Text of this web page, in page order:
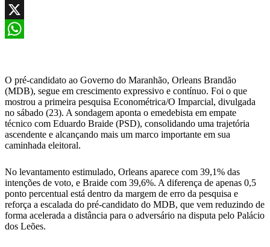
Facebook
X
O pré-candidato ao Governo do Maranhão, Orleans Brandão
(MDB), segue em crescimento expressivo e contínuo. Foi o que
mostrou a primeira pesquisa Econométrica/O Imparcial, divulgada
no sábado (23). A sondagem aponta o emedebista em empate
técnico com Eduardo Braide (PSD), consolidando uma trajetória
ascendente e alcançando mais um marco importante em sua
caminhada eleitoral.
No levantamento estimulado, Orleans aparece com 39,1% das
intenções de voto, e Braide com 39,6%. A diferença de apenas 0,5
ponto percentual está dentro da margem de erro da pesquisa e
reforça a escalada do pré-candidato do MDB, que vem reduzindo de
forma acelerada a distância para o adversário na disputa pelo Palácio
dos Leões.